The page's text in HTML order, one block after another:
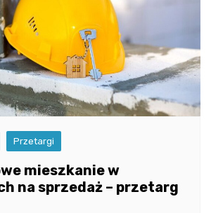
Przetargi
mieszkanie w
na sprzedaż – przetarg